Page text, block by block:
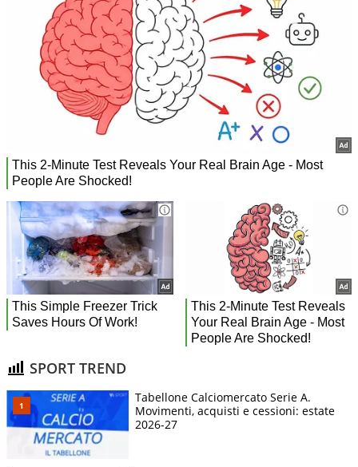
SPORT TREND
Tabellone Calciomercato Serie A.
Movimenti, acquisti e cessioni: estate
2026-27